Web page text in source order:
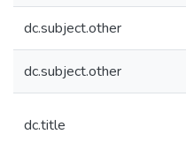
dc.subject.other
dc.subject.other
dc.title